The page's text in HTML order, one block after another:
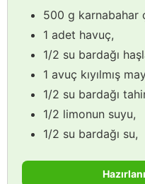
500 g karnabahar
1 adet havuç,
1/2 su bardağı
1 avuç kıyılmış
1/2 su bardağı
1/2 limonun suyu,
1/2 su bardağı su,